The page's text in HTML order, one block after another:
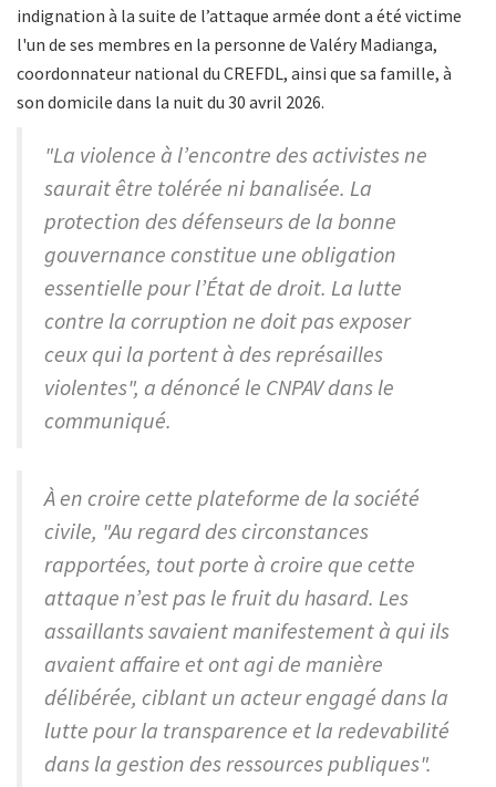
indignation à la suite de l’attaque armée dont a été victime
l'un de ses membres en la personne de Valéry Madianga,
coordonnateur national du CREFDL, ainsi que sa famille, à
son domicile dans la nuit du 30 avril 2026.
"La violence à l’encontre des activistes ne
saurait être tolérée ni banalisée. La
protection des défenseurs de la bonne
gouvernance constitue une obligation
essentielle pour l’État de droit. La lutte
contre la corruption ne doit pas exposer
ceux qui la portent à des représailles
violentes", a dénoncé le CNPAV dans le
communiqué.
À en croire cette plateforme de la société
civile, "Au regard des circonstances
rapportées, tout porte à croire que cette
attaque n’est pas le fruit du hasard. Les
assaillants savaient manifestement à qui ils
avaient affaire et ont agi de manière
délibérée, ciblant un acteur engagé dans la
lutte pour la transparence et la redevabilité
dans la gestion des ressources publiques".